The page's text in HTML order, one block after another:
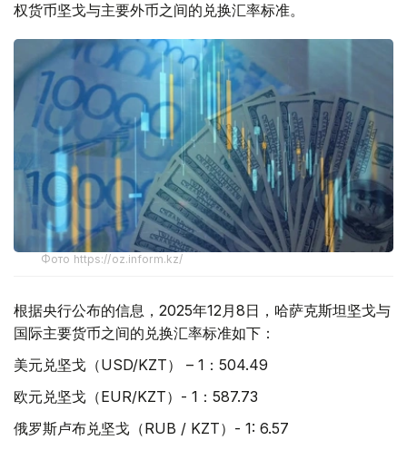
权货币坚戈与主要外币之间的兑换汇率标准。
Фото https://oz.inform.kz/
根据央行公布的信息，2025年12月8日，哈萨克斯坦坚戈与
国际主要货币之间的兑换汇率标准如下：
美元兑坚戈（USD/KZT） – 1：504.49
欧元兑坚戈（EUR/KZT）- 1：587.73
俄罗斯卢布兑坚戈（RUB / KZT）- 1: 6.57